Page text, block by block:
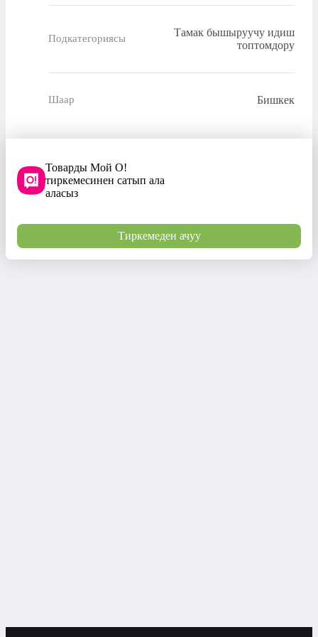
Подкатегориясы
Тамак бышыруучу идиш
топтомдору
Шаар Бишкек
Товарды Мой О!
тиркемесинен сатып ала
аласыз
Тиркемеден ачуу